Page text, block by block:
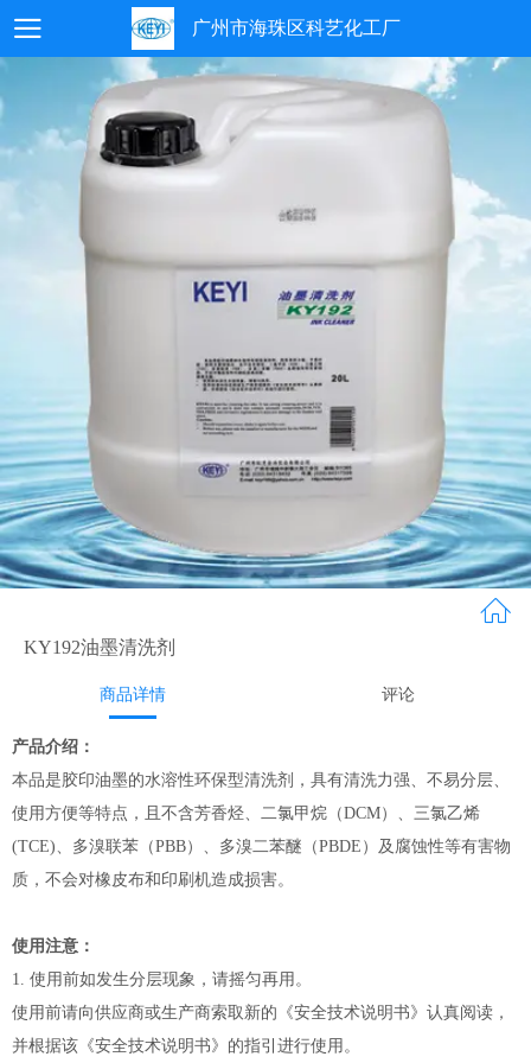
广州市海珠区科艺化工厂
KY192油墨清洗剂
商品详情 评论
产品介绍：
本品是胶印油墨的水溶性环保型清洗剂，具有清洗力强、不易分层、
使用方便等特点，且不含芳香烃、二氯甲烷（DCM）、三氯乙烯
(TCE)、多溴联苯（PBB）、多溴二苯醚（PBDE）及腐蚀性等有害物
质，不会对橡皮布和印刷机造成损害。
使用注意：
1. 使用前如发生分层现象，请摇匀再用。
使用前请向供应商或生产商索取新的《安全技术说明书》认真阅读，
并根据该《安全技术说明书》的指引进行使用。